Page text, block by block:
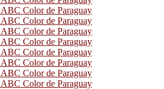
Color de Paraguay
Color de Paraguay
Color de Paraguay
Color de Paraguay
Color de Paraguay
Color de Paraguay
Color de Paraguay
Color de Paraguay